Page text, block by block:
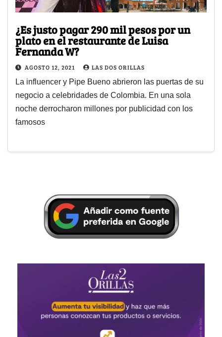
¿Es justo pagar 290 mil pesos por un
plato en el restaurante de Luisa
Fernanda W?
AGOSTO 12, 2021 LAS DOS ORILLAS
La influencer y Pipe Bueno abrieron las puertas de su
negocio a celebridades de Colombia. En una sola
noche derrocharon millones por publicidad con los
famosos